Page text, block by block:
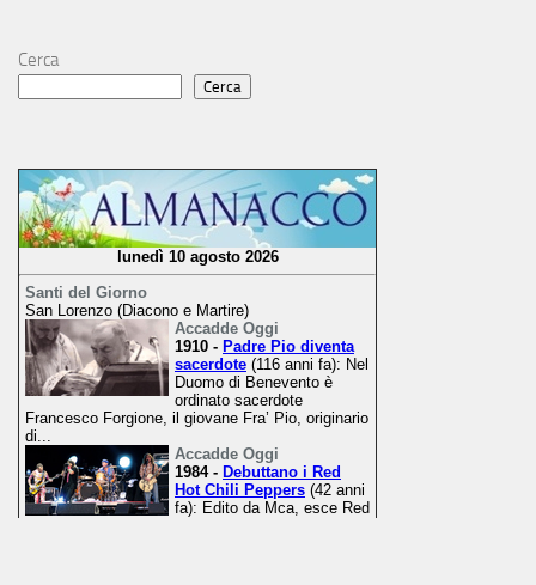
Cerca
Cerca